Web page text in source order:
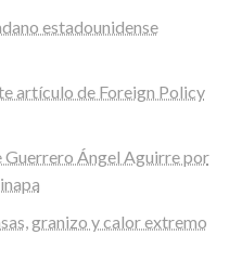
estadounidense
artículo de Foreign Policy
Ángel Aguirre por
granizo y calor extremo